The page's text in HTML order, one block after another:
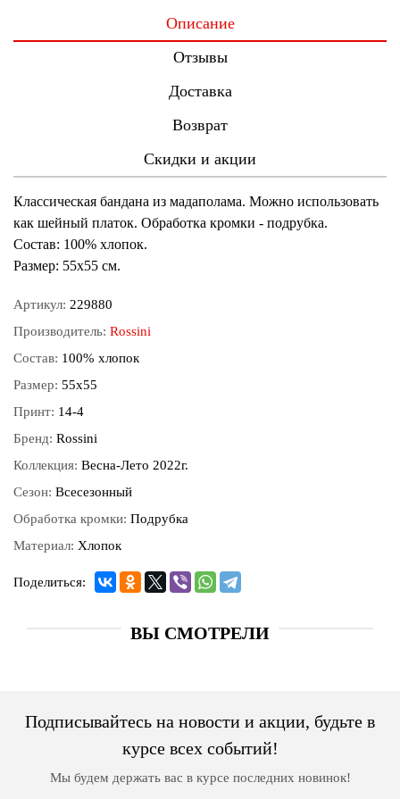
Описание
Отзывы
Доставка
Возврат
Скидки и акции
Классическая бандана из мадаполама. Можно использовать
как шейный платок. Обработка кромки - подрубка.
Состав: 100% хлопок.
Размер: 55х55 см.
Артикул: 229880
Производитель: Rossini
Состав: 100% хлопок
Размер: 55х55
Принт: 14-4
Бренд: Rossini
Коллекция: Весна-Лето 2022г.
Сезон: Всесезонный
Обработка кромки: Подрубка
Материал: Хлопок
Поделиться:
ВЫ СМОТРЕЛИ
Подписывайтесь на новости и акции, будьте в
курсе всех событий!
Мы будем держать вас в курсе последних новинок!